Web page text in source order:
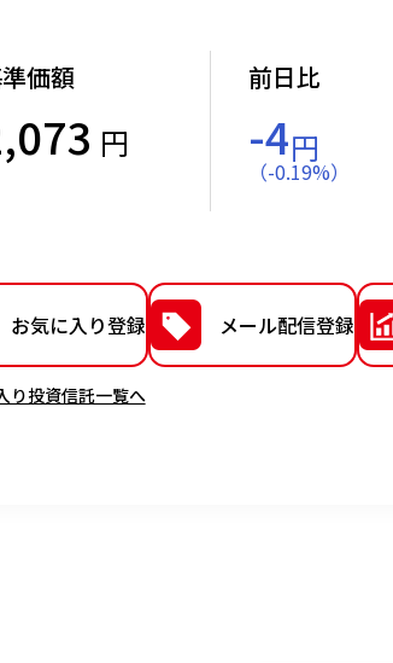
価額
円
前日比
-4円
（-0.19%）
お気に入り登録
り投資信託一覧へ
メール配信登録